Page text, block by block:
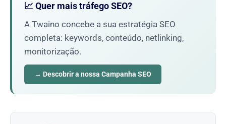
📈 Quer mais tráfego SEO?
A Twaino concebe a sua estratégia SEO
completa: keywords, conteúdo, netlinking,
monitorização.
→ Descobrir a nossa Campanha SEO